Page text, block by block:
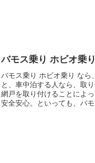
バモス乗り ホビオ乗
バモス乗り ホビオ乗り なら
と、車中泊する人なら、取
網戸を取り付けることによ
安全安心。といっても、バ